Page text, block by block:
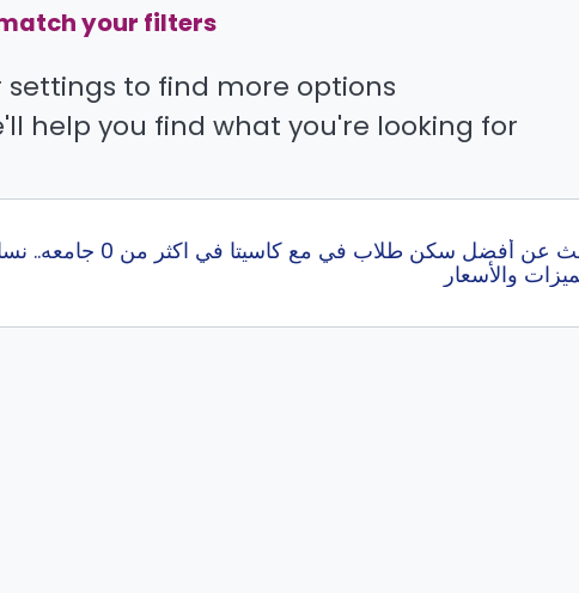
your filters.
to find more options.
help you find what you're looking for.
إبحث عن أفضل سكن
والأسعار